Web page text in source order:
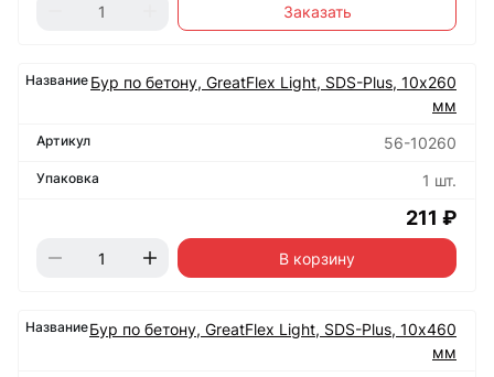
Заказать
Бур по бетону, GreatFlex Light, SDS-Plus, 10х260
мм
56-10260
1 шт.
211 ₽
В корзину
Бур по бетону, GreatFlex Light, SDS-Plus, 10х460
мм